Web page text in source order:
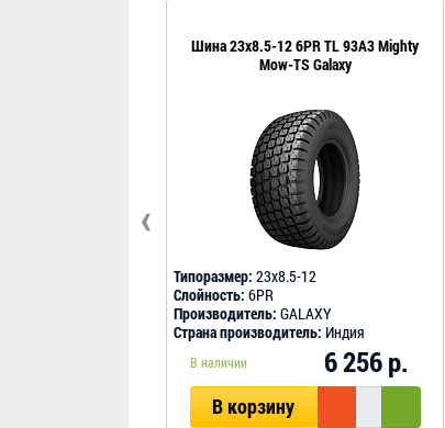
Шина 23x8.5-12 6PR TL 93A3 Mighty
Mow-TS Galaxy
Типоразмер: 23x8.5-12
Слойность: 6PR
Производитель: GALAXY
Страна производитель: Индия
В наличии 6 256 р.
В корзину
‹